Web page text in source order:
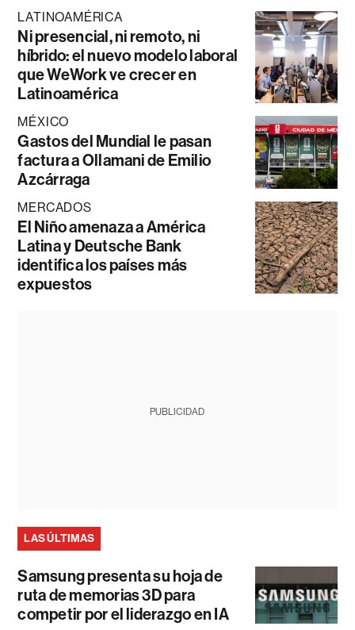
LATINOAMÉRICA
Ni presencial, ni remoto, ni
híbrido: el nuevo modelo laboral
que WeWork ve crecer en
Latinoamérica
MÉXICO
Gastos del Mundial le pasan
factura a Ollamani de Emilio
Azcárraga
MERCADOS
El Niño amenaza a América
Latina y Deutsche Bank
identifica los países más
expuestos
PUBLICIDAD
LAS ÚLTIMAS
Samsung presenta su hoja de
ruta de memorias 3D para
competir por el liderazgo en IA